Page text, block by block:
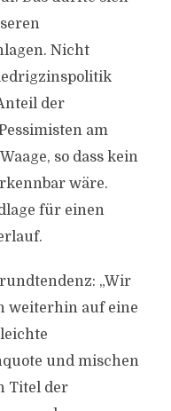
Nicht
der
am
so dass kein
wäre.
für einen
„Wir
weiterhin auf eine
und mischen
Titel der